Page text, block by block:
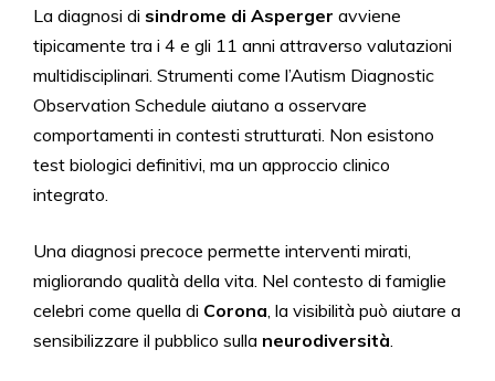
La diagnosi di sindrome di Asperger avviene
tipicamente tra i 4 e gli 11 anni attraverso valutazioni
multidisciplinari. Strumenti come l’Autism Diagnostic
Observation Schedule aiutano a osservare
comportamenti in contesti strutturati. Non esistono
test biologici definitivi, ma un approccio clinico
integrato.
Una diagnosi precoce permette interventi mirati,
migliorando qualità della vita. Nel contesto di famiglie
celebri come quella di Corona, la visibilità può aiutare a
sensibilizzare il pubblico sulla neurodiversità.